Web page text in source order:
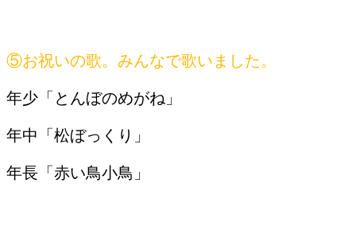
⑤お祝いの歌。みんなで歌いました。
年少「とんぼのめがね」
年中「松ぼっくり」
年長「赤い鳥小鳥」